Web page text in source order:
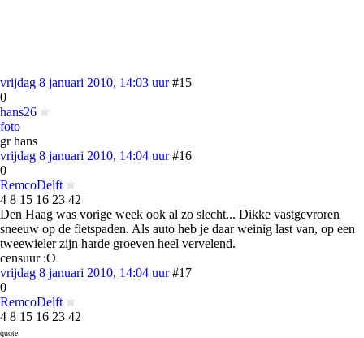
vrijdag 8 januari 2010, 14:03 uur #15
0
hans26
foto
gr hans
vrijdag 8 januari 2010, 14:04 uur #16
0
RemcoDelft
4 8 15 16 23 42
Den Haag was vorige week ook al zo slecht... Dikke vastgevroren
sneeuw op de fietspaden. Als auto heb je daar weinig last van, op een
tweewieler zijn harde groeven heel vervelend.
censuur :O
vrijdag 8 januari 2010, 14:04 uur #17
0
RemcoDelft
4 8 15 16 23 42
quote: